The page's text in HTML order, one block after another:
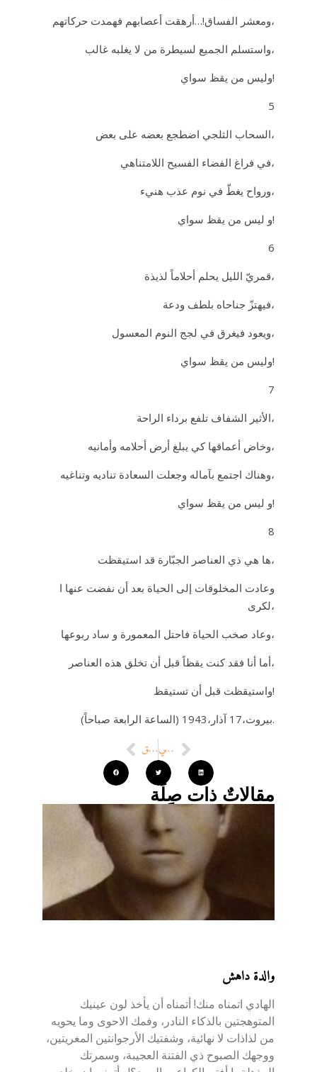
ومعشر الفساق!…أرهقت أعصابهم فهمدت حركاتهم،
واستسلم الجميع لسيطرة من لا يغلبه غالب،
وليس من يقظ سواي!
5
السحاب الثلجي اضطجع بعضه على بعض،
في فراغ الفضاء الفسيح اللامتناهي،
ورواح يغطّ في نوم عذب هنيء،
و ليس من يقظ سواي!
6
قمريّ الليل يحلم أحلاماً لذيذة،
فيهتزّ جناحاه بلطف ودعة،
ويعود فيغرق في لجج النوم المعسول،
وليس من يقظ سواي!
7
الأثير الشفاف تلفع برداء الراحة،
وخاض أعماقها كي يبلغ أرض أحلامه وأمانيه،
وهناك اجتمع بآماله وجعلت السعادة تناديه وتناغيه،
و ليس من يقظ سواي!
8
ها هي ذي العناصر الجبّارة قد استيقظت،
وعادت المخلوقات إلى الحياة بعد أن نفضت عنها ا
لكرى،
وعاد صخب الحياة فاحتل المعمورة و ساد ربوعها،
أما أنا فقد كنت يقظاً قبل أن تخلق هذه العناصر،
واستيقظت قبل أن تستيقظ!
بيروت،17 آذار،1943 (الساعة الرابعة صباحاً).
السابق التالي
مقالاتٌ ذات صِلَة
والدة داهش
الهادي اتمناه منك! أتمناه أن يأخذ لون عينيك
المتوهجتين بالذكاء النادر، وفمك الاحوى وما يحويه
من لذاذات لا نهائية، وشفتيك الأرجوانتين المغريتين،
ووجهك الصبوح ذي الفتنة العجيبة، وسمرتك